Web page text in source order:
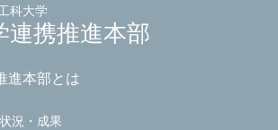
科大学
連携推進本部
進本部とは
況・成果